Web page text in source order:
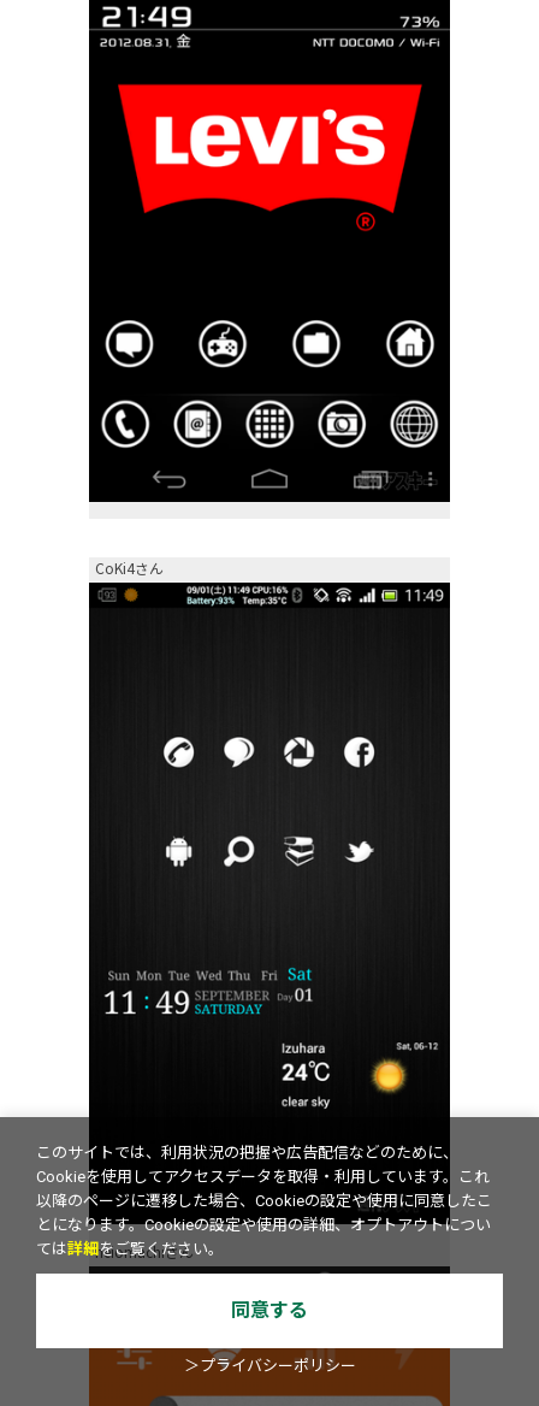
CoKi4さん
heiomachiさん
このサイトでは、利用状況の把握や広告配信などのために、
Cookieを使用してアクセスデータを取得・利用しています。これ
以降のページに遷移した場合、Cookieの設定や使用に同意したこ
とになります。Cookieの設定や使用の詳細、オプトアウトについ
ては詳細をご覧ください。
同意する
＞プライバシーポリシー